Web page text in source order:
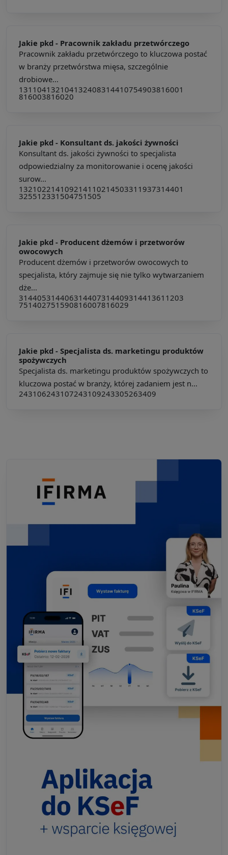
Jakie pkd - Pracownik zakładu przetwórczego
Pracownik zakładu przetwórczego to kluczowa postać
w branży przetwórstwa mięsa, szczególnie
drobiowe...
131104132104132408314410754903816001
816003816020
Jakie pkd - Konsultant ds. jakości żywności
Konsultant ds. jakości żywności to specjalista
odpowiedzialny za monitorowanie i ocenę jakości
surow...
132102214109214110214503311937314401
325512331504751505
Jakie pkd - Producent dżemów i przetworów
owocowych
Producent dżemów i przetworów owocowych to
specjalista, który zajmuje się nie tylko wytwarzaniem
dże...
314405314406314407314409314413611203
751402751590816007816029
Jakie pkd - Specjalista ds. marketingu produktów
spożywczych
Specjalista ds. marketingu produktów spożywczych to
kluczowa postać w branży, której zadaniem jest n...
243106243107243109243305263409